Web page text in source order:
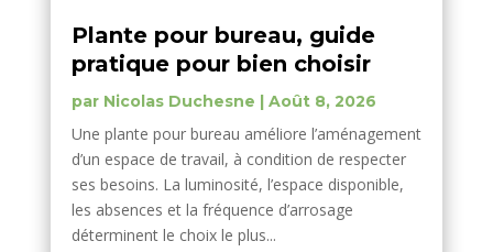
Plante pour bureau, guide
pratique pour bien choisir
par Nicolas Duchesne | Août 8, 2026
Une plante pour bureau améliore l’aménagement
d’un espace de travail, à condition de respecter
ses besoins. La luminosité, l’espace disponible,
les absences et la fréquence d’arrosage
déterminent le choix le plus...